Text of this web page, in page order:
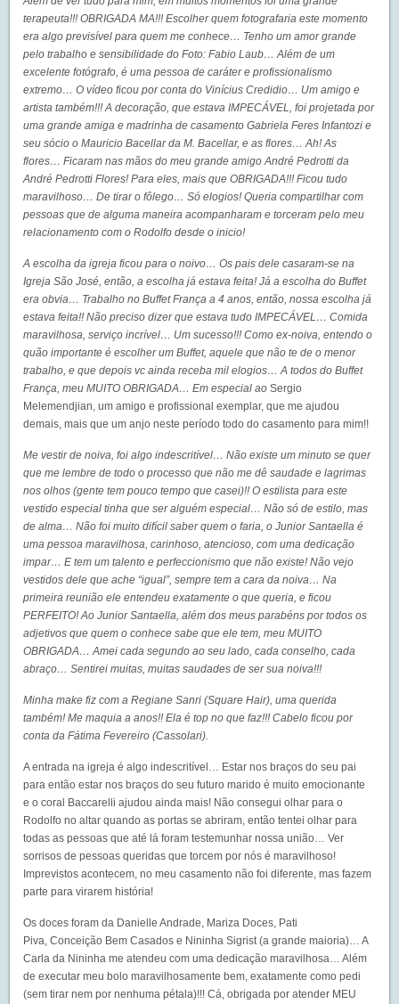
terapeuta!!! OBRIGADA MA!!! Escolher quem fotografaria este momento
era algo previsível para quem me conhece… Tenho um amor grande
pelo trabalho e sensibilidade do Foto:Fabio Laub… Além de um
excelente fotógrafo, é uma pessoa de caráter e profissionalismo
extremo… O vídeo ficou por conta do Vinícius Credidio… Um amigo e
artista também!!! A decoração, que estava IMPECÁVEL, foi projetada por
uma grande amiga e madrinha de casamento Gabriela Feres Infantozi e
seu sócio o Mauricio Bacellar daM. Bacellar, e as flores… Ah! As
flores… Ficaram nas mãos do meu grande amigo André Pedrotti da
André Pedrotti Flores! Para eles, mais que OBRIGADA!!! Ficou tudo
maravilhoso… De tirar o fôlego… Só elogios! Queria compartilhar com
pessoas que de alguma maneira acompanharam e torceram pelo meu
relacionamento com o Rodolfo desde o inicio!
A escolha da igreja ficou para o noivo… Os pais dele casaram-se na
Igreja São José, então, a escolha já estava feita! Já a escolha do Buffet
era obvia… Trabalho noBuffet França a 4 anos, então, nossa escolha já
estava feita!! Não preciso dizer que estava tudo IMPECÁVEL… Comida
maravilhosa, serviço incrível… Um sucesso!!! Como ex-noiva, entendo o
quão importante é escolher um Buffet, aquele que não te de o menor
trabalho, e que depois vc ainda receba mil elogios… A todos do Buffet
França, meu MUITO OBRIGADA… Em especial aoSergio
Melemendjian, um amigo e profissional exemplar, que me ajudou
demais, mais que um anjo neste período todo do casamento para mim!!
Me vestir de noiva, foi algo indescritível… Não existe um minuto se quer
que me lembre de todo o processo que não me dê saudade e lagrimas
nos olhos (gente tem pouco tempo que casei)!! O estilista para este
vestido especial tinha que ser alguém especial… Não só de estilo, mas
de alma… Não foi muito difícil saber quem o faria, o Junior Santaella é
uma pessoa maravilhosa, carinhoso, atencioso, com uma dedicação
impar… E tem um talento e perfeccionismo que não existe! Não vejo
vestidos dele que ache “igual”, sempre tem a cara da noiva… Na
primeira reunião ele entendeu exatamente o que queria, e ficou
PERFEITO! Ao Junior Santaella, além dos meus parabéns por todos os
adjetivos que quem o conhece sabe que ele tem, meu MUITO
OBRIGADA… Amei cada segundo ao seu lado, cada conselho, cada
abraço… Sentirei muitas, muitas saudades de ser sua noiva!!!
Minha make fiz com a Regiane Sanri (Square Hair), uma querida
também! Me maquia a anos!! Ela é top no que faz!!! Cabelo ficou por
conta da Fátima Fevereiro (Cassolari).
A entrada na igreja é algo indescritível… Estar nos braços do seu pai
para então estar nos braços do seu futuro marido é muito emocionante
e o coral Baccarelli ajudou ainda mais! Não consegui olhar para o
Rodolfo no altar quando as portas se abriram, então tentei olhar para
todas as pessoas que até lá foram testemunhar nossa união… Ver
sorrisos de pessoas queridas que torcem por nós é maravilhoso!
Imprevistos acontecem, no meu casamento não foi diferente, mas fazem
parte para virarem história!
Os doces foram da Danielle Andrade, Mariza Doces, Pati
Piva,Conceição Bem Casados e Nininha Sigrist(a grande maioria)… A
Carla da Nininha me atendeu com uma dedicação maravilhosa… Além
de executar meu bolo maravilhosamente bem, exatamente como pedi
(sem tirar nem por nenhuma pétala)!!! Cá, obrigada por atender MEU